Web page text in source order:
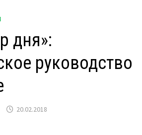
дня»:
руководство
20.02.2018